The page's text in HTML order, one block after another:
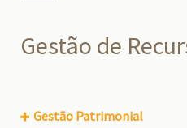
Gestão de
Gestão Patrimonial